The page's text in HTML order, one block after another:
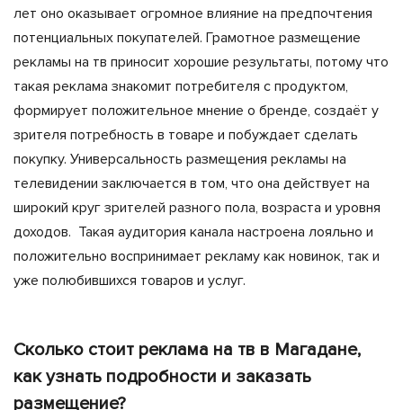
лет оно оказывает огромное влияние на предпочтения
потенциальных покупателей. Грамотное размещение
рекламы на тв приносит хорошие результаты, потому что
такая реклама знакомит потребителя с продуктом,
формирует положительное мнение о бренде, создаёт у
зрителя потребность в товаре и побуждает сделать
покупку. Универсальность размещения рекламы на
телевидении заключается в том, что она действует на
широкий круг зрителей разного пола, возраста и уровня
доходов. Такая аудитория канала настроена лояльно и
положительно воспринимает рекламу как новинок, так и
уже полюбившихся товаров и услуг.
Сколько стоит реклама на тв в Магадане,
как узнать подробности и заказать
размещение?